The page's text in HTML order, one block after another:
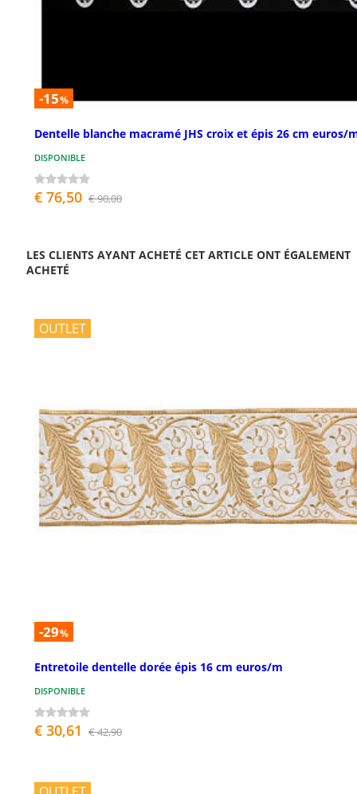
-15%
Dentelle blanche macramé JHS croix et épis 26 cm euros/
DISPONIBLE
€ 76,50 € 90,00
LES CLIENTS AYANT ACHETÉ CET ARTICLE ONT ÉGALEMENT
ACHETÉ
OUTLET
-29%
Entretoile dentelle dorée épis 16 cm euros/m
DISPONIBLE
€ 30,61 € 42,90